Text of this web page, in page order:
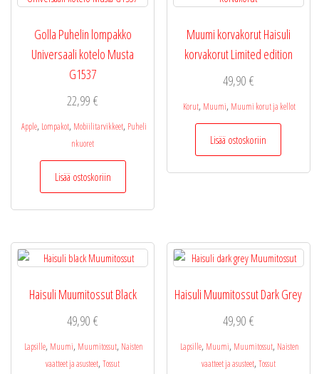
Golla Puhelin lompakko
Universaali kotelo Musta
G1537
22,99€
Apple, Lompakot, Mobiilitarvikkeet, Puheli
nkuoret
Lisää ostoskoriin
Muumi korvakorut Haisuli
korvakorut Limited edition
49,90 €
Korut, Muumi, Muumi korut ja kellot
Lisää ostoskoriin
Haisuli Muumitossut Black
49,90€
Lapsille, Muumi, Muumitossut, Naisten
vaatteet ja asusteet, Tossut
Haisuli Muumitossut Dark Grey
49,90 €
Lapsille, Muumi, Muumitossut, Naisten
vaatteet ja asusteet, Tossut